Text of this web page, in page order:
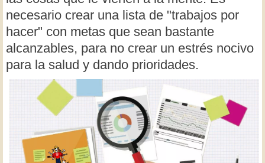
necesario crear una lista de "trabajos por
hacer" con metas que sean bastante
alcanzables, para no crear un estrés nocivo
para la salud y dando prioridades.